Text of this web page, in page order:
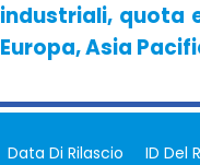
industriali, quota
Europa, Asia
Data Di Rilascio
ID Del